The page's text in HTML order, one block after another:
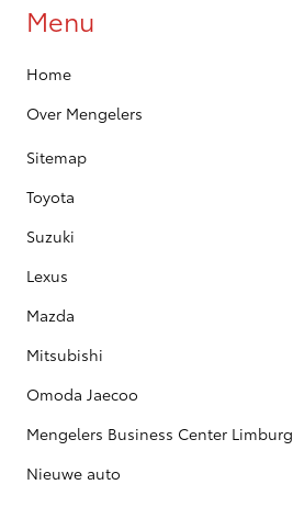
Menu
Home
Over Mengelers
Sitemap
Toyota
Suzuki
Lexus
Mazda
Mitsubishi
Omoda Jaecoo
Mengelers Business Center Limburg
Nieuwe auto